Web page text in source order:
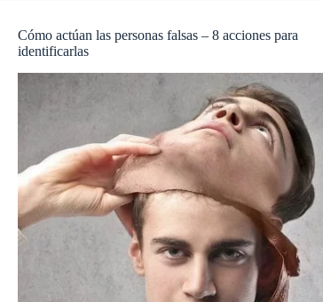
Cómo actúan las personas falsas – 8 acciones para
identificarlas